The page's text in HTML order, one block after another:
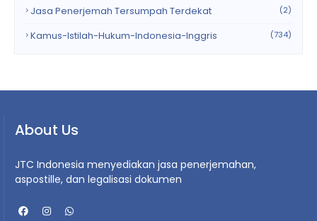
Jasa Penerjemah Tersumpah Terdekat (2)
Kamus-Istilah-Hukum-Indonesia-Inggris (734)
About Us
JTC Indonesia menyediakan jasa penerjemahan,
aspostille, dan legalisasi dokumen